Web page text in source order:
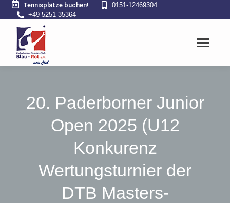
Tennisplätze buchen!
0151-12469304
+49 5251 35364
20. Paderborner Junior
Open 2025 (U12
Konkurenz
Wertungsturnier der
DTB Masters-